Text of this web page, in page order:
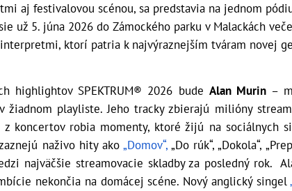
aj festivalovou scénou, sa predstavia na jednom
už 5. júna 2026 do Zámockého parku v Malackách
ktorí patria k najvýraznejším tváram novej
highlightov SPEKTRUM® 2026 bude Alan Murin–
žiadnom playliste. Jeho tracky zbierajú milióny
z koncertov robia momenty, ktoré žijú na sociálnych
naživo hity ako „Domov“,„Do rúk“, „Dokola“,
najväčšie streamovacie skladby za posledný rok.
nekončia na domácej scéne. Nový anglický singel